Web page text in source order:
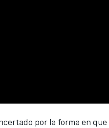
por la forma en que